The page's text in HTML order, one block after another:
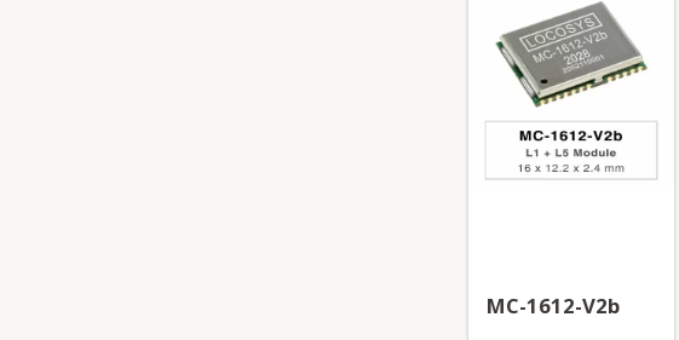
MC-1612-V2b